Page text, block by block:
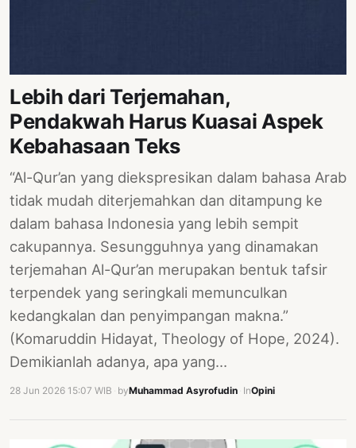
Lebih dari Terjemahan,
Pendakwah Harus Kuasai Aspek
Kebahasaan Teks
“Al-Qur’an yang diekspresikan dalam bahasa Arab
tidak mudah diterjemahkan dan ditampung ke
dalam bahasa Indonesia yang lebih sempit
cakupannya. Sesungguhnya yang dinamakan
terjemahan Al-Qur’an merupakan bentuk tafsir
terpendek yang seringkali memunculkan
kedangkalan dan penyimpangan makna.”
(Komaruddin Hidayat, Theology of Hope, 2024).
Demikianlah adanya, apa yang…
28 Jun 2026 15:07 WIB byMuhammad Asyrofudin InOpini